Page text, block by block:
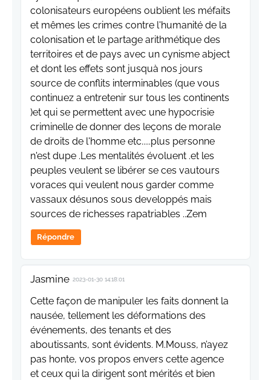
colonisateurs européens oublient les méfaits
et mêmes les crimes contre l'humanité de la
colonisation et le partage arithmétique des
territoires et de pays avec un cynisme abject
et dont les effets sont jusquà nos jours
source de conflits interminables (que vous
continuez a entretenir sur tous les continents
)et qui se permettent avec une hypocrisie
criminelle de donner des leçons de morale
de droits de l'homme etc.....plus personne
n'est dupe .Les mentalités évoluent .et les
peuples veulent se libérer se ces vautours
voraces qui veulent nous garder comme
vassaux désunos sous developpés mais
sources de richesses rapatriables ..Zem
Répondre
Jasmine 2023-01-30 14:18:01
Cette façon de manipuler les faits donnent la
nausée, tellement les déformations des
événements, des tenants et des
aboutissants, sont évidents. M.Mouss, n’ayez
pas honte, vos propos envers cette agence
et ceux qui la dirigent sont mérités et bien